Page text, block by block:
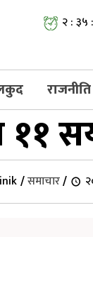
२ : ३५
राजनीति
११
/समाचार/